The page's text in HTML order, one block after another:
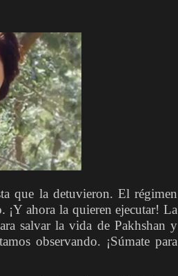
que la detuvieron. El régimen
¡Y ahora la quieren ejecutar! La
salvar la vida de Pakhshan y
observando. ¡Súmate para